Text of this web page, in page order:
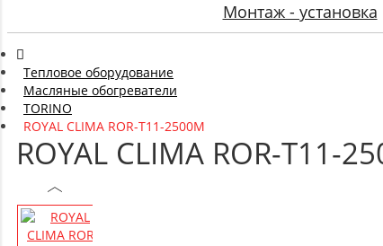
Монтаж - установка
Тепловое оборудование
Масляные обогреватели
TORINO
ROYAL CLIMA ROR-T11-2500M
ROYAL CLIMA ROR-T11-